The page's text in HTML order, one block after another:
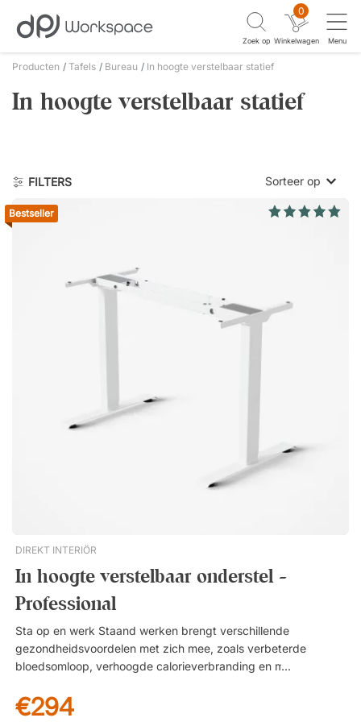
Zoek op
0
Winkelwagen Menu
Producten Tafels Bureau In hoogte verstelbaar statief
In hoogte verstelbaar statief
FILTERS Sorteer op
Laagste prijs
Bestseller
DIREKT INTERIÖR
In hoogte verstelbaar onderstel -
Professional
Sta op en werk Staand werken brengt verschillende
gezondheidsvoordelen met zich mee, zoals verbeterde
bloedsomloop, verhoogde calorieverbranding en minder pijn in
daarom een slimme keuze als je fit wilt blijven terwijl je werkt.
Staand verbrand je ongeveer: 45 calorieën extra per uur 1800
€294